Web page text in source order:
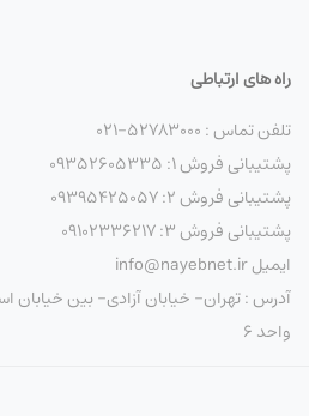
راه های ارتباطی
تلفن تماس : 52783000-021
پشتیبانی فروش 1: 09352605335
پشتیبانی فروش 2: 09395425057
پشتیبانی فروش 3: 09102336217
ایمیل info@nayebnet.ir
واحد 6